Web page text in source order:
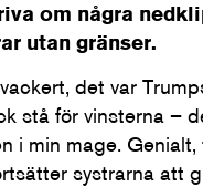
om några
utan gränser.
det var
stå för vinsterna –
i min mage.
systrarna att